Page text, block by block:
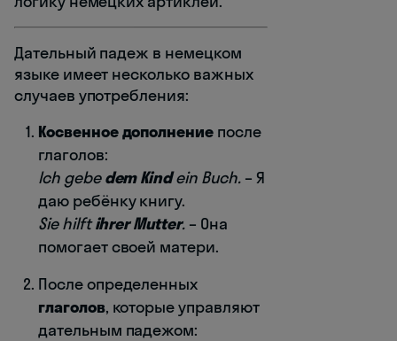
Дательный падеж в немецком
языке имеет несколько важных
случаев употребления:
Косвенное дополнение после
глаголов:
Ich gebedem Kindein Buch.– Я
даю ребёнку книгу.
Sie hilftihrer Mutter.– Она
помогает своей матери.
После определенных
глаголов, которые управляют
дательным падежом: